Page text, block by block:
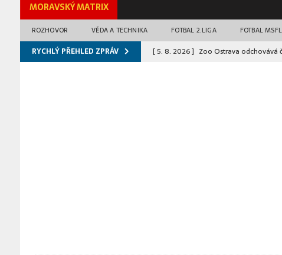
MORAVSKÝ MATRIX
ROZHOVOR VĚDA A TECHNIKA FOTBAL 2.LIGA FOTBAL MSFL
RYCHLÝ PŘEHLED ZPRÁV [ 5. 8. 2026 ] Zoo Ostrava odchovává